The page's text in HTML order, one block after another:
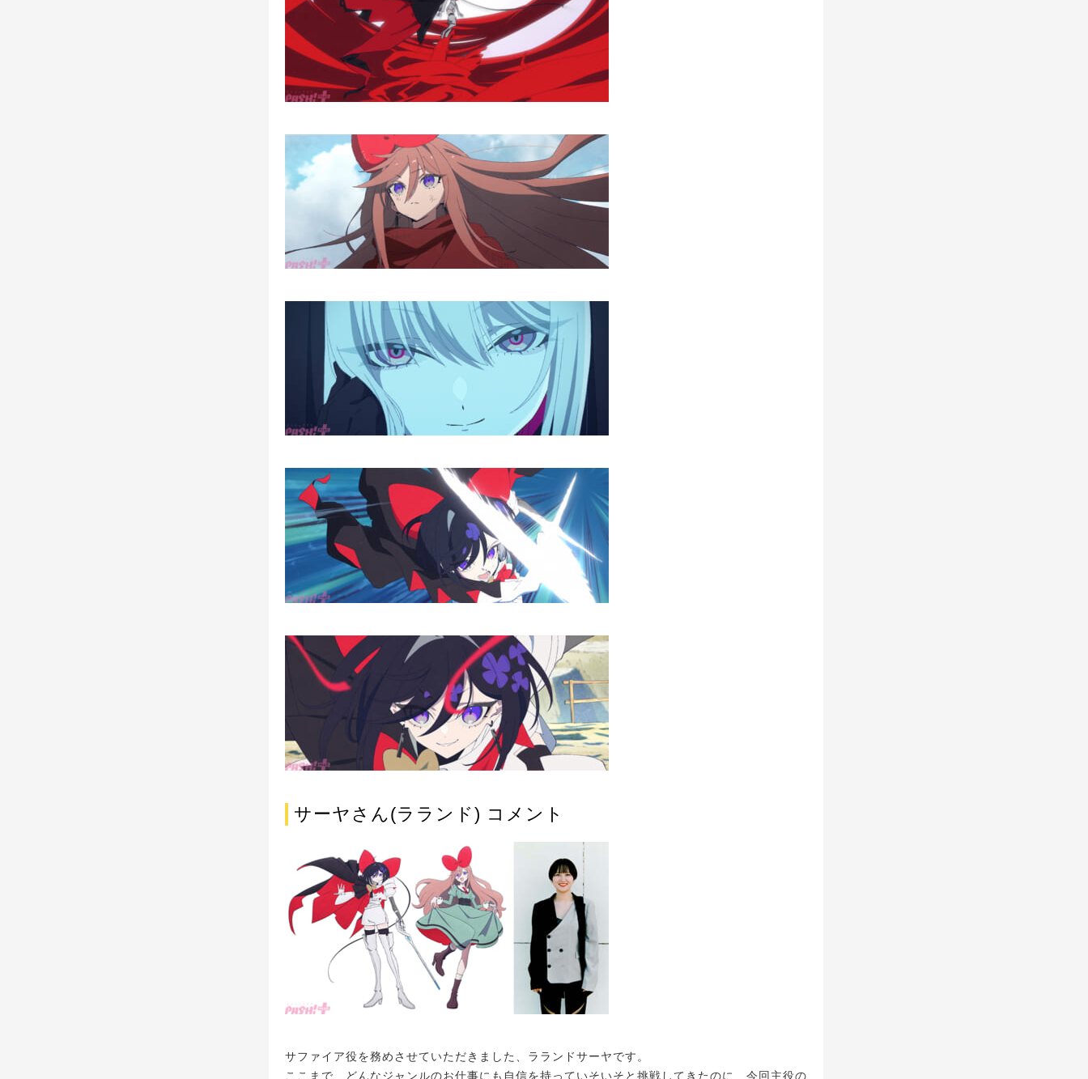
サーヤさん(ラランド) コメント
サファイア役を務めさせていただきました、ラランドサーヤです。
ここまで、どんなジャンルのお仕事にも自信を持っていそいそと挑戦してきたのに、今回主役の